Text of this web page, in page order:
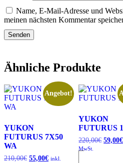
Name, E-Mail-Adresse und
meinen nächsten Kommentar
Ähnliche Produkte
Angebot!
YUKON
FUTURUS 7X50
WA
210,00€ Ursprünglicher
55,00€ Aktueller
inkl.
YUKON
FUTURUS
220,00€ 59,00€
MwSt.